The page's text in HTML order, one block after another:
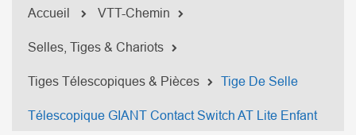
Accueil VTT-Chemin
Selles, Tiges & Chariots
Tiges Télescopiques & Pièces Tige De Selle
Télescopique GIANT Contact Switch AT Lite Enfant